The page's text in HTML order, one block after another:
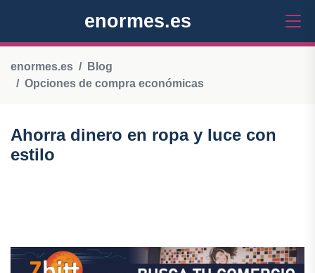
enormes.es
enormes.es
Blog
Opciones de compra económicas
Ahorra dinero en ropa y luce con
estilo